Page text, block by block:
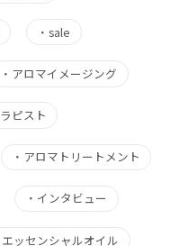
・sale
・ アロマイメージング
ピスト
・ アロマトリートメント
・ インタビュー
エッセンシャルオイル